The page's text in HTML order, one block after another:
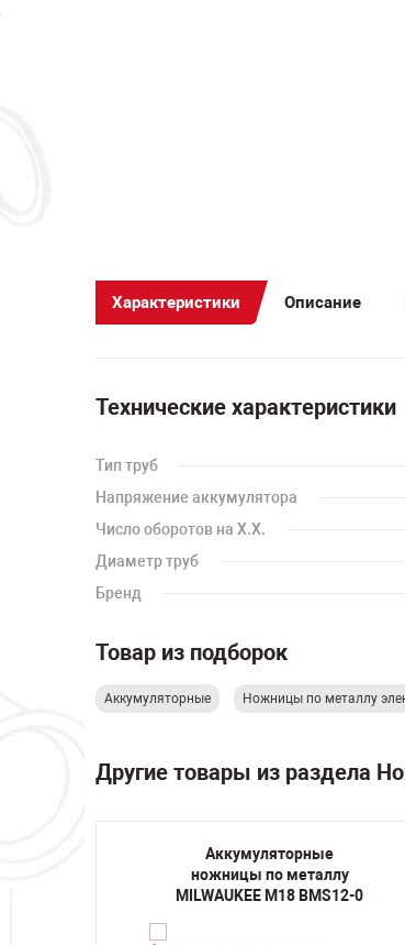
Характеристики Описание
Технические характеристики
Тип труб
Напряжение аккумулятора
Число оборотов на Х.Х.
Диаметр труб
Бренд
Товар из подборок
Аккумуляторные Ножницы по металлу
Другие товары из раздела
Аккумуляторные
ножницы по металлу
MILWAUKEE M18 BMS12-0